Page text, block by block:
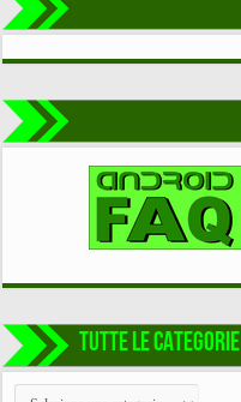
TUTTE LE CATEGORIE
TUTTE